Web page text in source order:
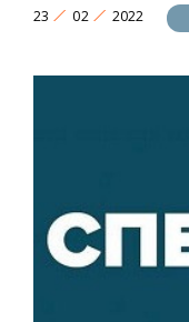
23 02 2022